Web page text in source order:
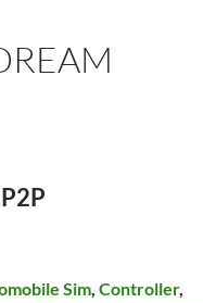
Sim,Controller,